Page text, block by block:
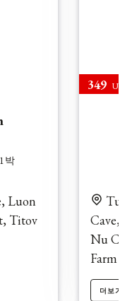
박
Luon
Titov
349
Nu
더보